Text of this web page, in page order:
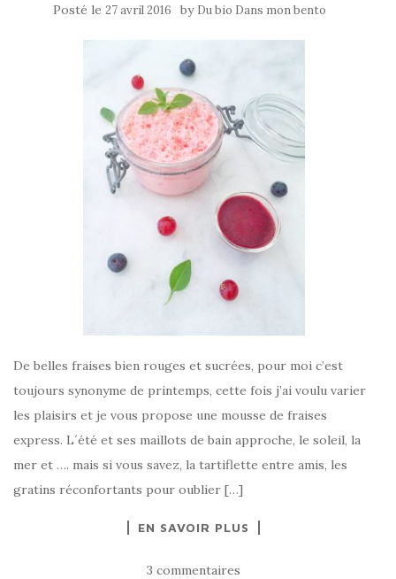
Posté le 27 avril 2016 by Du bio Dans mon bento
De belles fraises bien rouges et sucrées, pour moi c’est
toujours synonyme de printemps, cette fois j’ai voulu varier
les plaisirs et je vous propose une mousse de fraises
express. L´été et ses maillots de bain approche, le soleil, la
mer et …. mais si vous savez, la tartiflette entre amis, les
gratins réconfortants pour oublier […]
EN SAVOIR PLUS
3 commentaires